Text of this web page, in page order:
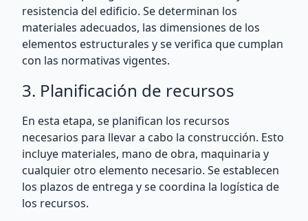
resistencia del edificio. Se determinan los
materiales adecuados, las dimensiones de los
elementos estructurales y se verifica que cumplan
con las normativas vigentes.
3. Planificación de recursos
En esta etapa, se planifican los recursos
necesarios para llevar a cabo la construcción. Esto
incluye materiales, mano de obra, maquinaria y
cualquier otro elemento necesario. Se establecen
los plazos de entrega y se coordina la logística de
los recursos.